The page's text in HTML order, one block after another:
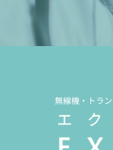
無線機・トラ